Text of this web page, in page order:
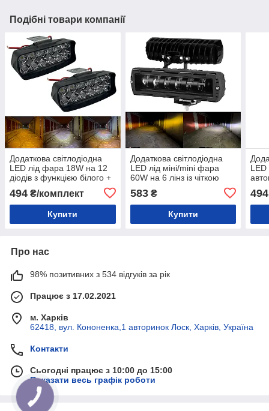
Подібні товари компанії
Додаткова світлодіодна
LED лід фара 18W на 12
діодів з функцією білого +
жовтого світла L22 (2 шт)
494 ₴/комплект
Купити
Додаткова світлодіодна
LED лід міні/mini фара
60W на 6 лінз із чіткою
583₴
Купити
494
Про нас
98% позитивних з 534 відгуків за рік
Працює з 17.02.2021
м. Харків
62418, вул. Кононенка,1 авторинок Лоск, Харків, Україна
Контакти
Сьогодні працює з 10:00 до 15:00
Показати весь графік роботи